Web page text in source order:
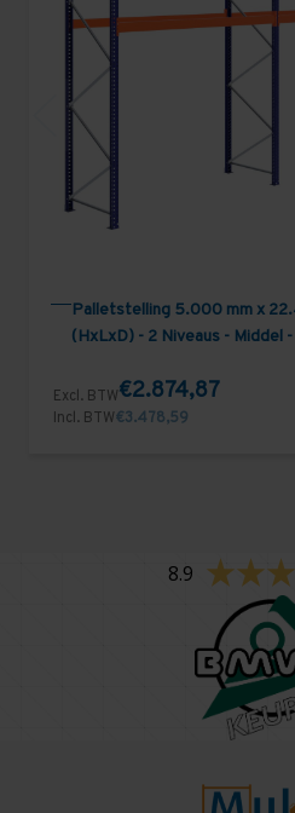
Palletstelling 5.000 mm x
(HxLxD) - 2 Niveaus - Middel
Excl. BTW€2.874,87
Incl. BTW€3.478,59
8.9